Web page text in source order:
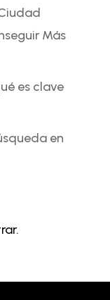
Más
es clave
en